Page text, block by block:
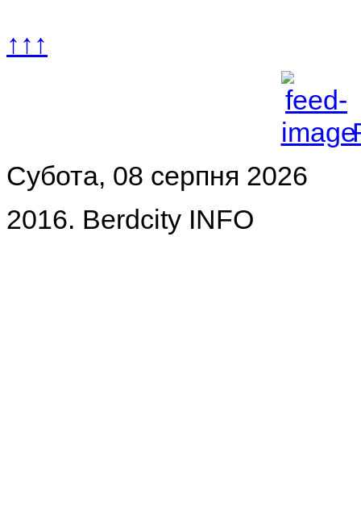
↑↑↑
Субота, 08 серпня 2026
2016. Berdcity INFO